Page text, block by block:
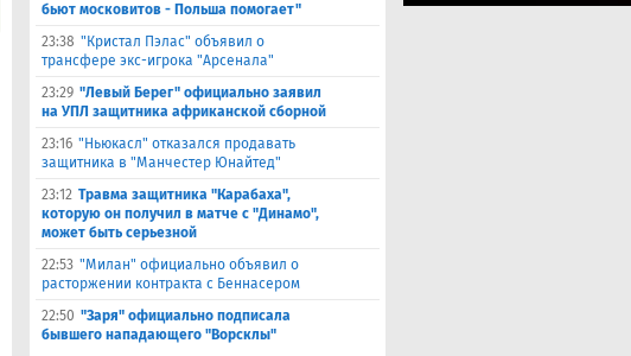
бьют московитов - Польша помогает"
23:38 "Кристал Пэлас" объявил о
трансфере экс-игрока "Арсенала"
23:29 "Левый Берег" официально заявил
на УПЛ защитника африканской сборной
23:16 "Ньюкасл" отказался продавать
защитника в "Манчестер Юнайтед"
23:12 Травма защитника "Карабаха",
которую он получил в матче с "Динамо",
может быть серьезной
22:53 "Милан" официально объявил о
расторжении контракта с Беннасером
22:50 "Заря" официально подписала
бывшего нападающего "Ворсклы"